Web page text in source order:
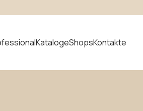
KatalogeShopsKontakte